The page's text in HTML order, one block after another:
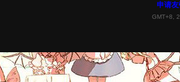
申请
GMT+8,